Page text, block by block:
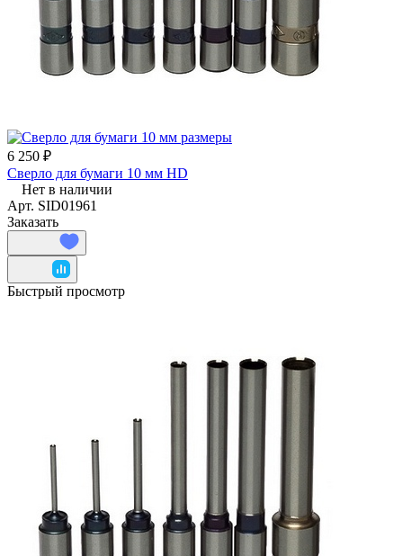
6 250 ₽
Сверло для бумаги 10 мм HD
Нет в наличии
Арт. SID01961
Заказать
Быстрый просмотр